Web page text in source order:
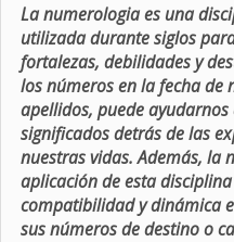
La numerologia es una
utilizada durante siglos
fortalezas, debilidades y
los números en la fecha de
apellidos, puede
significados detrás de las
nuestras vidas. Además, la
aplicación de esta
compatibilidad y dinámica
sus números de destino o